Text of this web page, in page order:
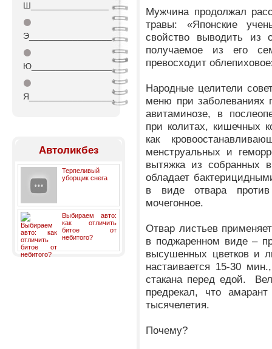
Ш________________
⚫
Э_________________
⚫
Ю_________________
⚫
Я_________________
Автоликбез
Терпеливый
уборщик снега
Выбираем авто:
как отличить
битое от
небитого?
Мужчина продолжал
травы: «Японские
свойство выводить из
получаемое из его
превосходит
Народные целители
меню при заболеваниях
авитаминозе, в
при колитах, кишечных
как
менструальных и
вытяжка из собранных
обладает
в виде отвара
мочегонное.
Отвар листьев
в поджаренном виде –
высушенных цветков и
настаивается 15-30
стакана перед едой.
предрекал, что амарант
тысячелетия.
Почему?